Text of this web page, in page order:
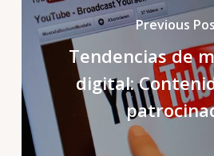
Previous
Tendencias de
digital: